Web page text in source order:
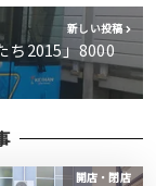
新しい投稿
ち2015」8000
開店・閉店